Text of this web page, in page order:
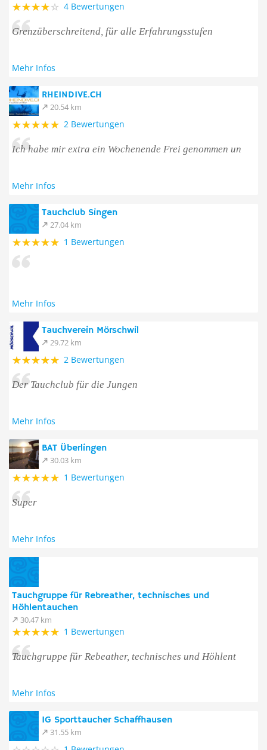
4 Bewertungen
Grenzüberschreitend, für alle Erfahrungsstufen
Mehr Infos
RHEINDIVE.CH
20.54 km
2 Bewertungen
Ich habe mir extra ein Wochenende Frei genommen un
Mehr Infos
Tauchclub Singen
27.04 km
1 Bewertungen
Mehr Infos
Tauchverein Mörschwil
29.72 km
2 Bewertungen
Der Tauchclub für die Jungen
Mehr Infos
BAT Überlingen
30.03 km
1 Bewertungen
Super
Mehr Infos
Tauchgruppe für Rebreather, technisches und
Höhlentauchen
30.47 km
1 Bewertungen
Tauchgruppe für Rebeather, technisches und Höhlent
Mehr Infos
IG Sporttaucher Schaffhausen
31.55 km